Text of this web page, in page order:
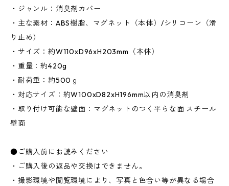
・ジャンル：消臭剤カバー
・主な素材：ABS樹脂、マグネット（本体）/シリコーン（滑
り止め）
・サイズ：約W110xD96xH203mm（本体）
・重量：約420g
・耐荷重：約500ｇ
・対応サイズ：約W100xD82xH196mm以内の消臭剤
・取り付け可能な壁面：マグネットのつく平らな面 スチール
壁面
●ご購入前にお読みください
・ご購入後の返品や交換はできません。
・撮影環境や閲覧環境により、写真と色合い等が異なる場合